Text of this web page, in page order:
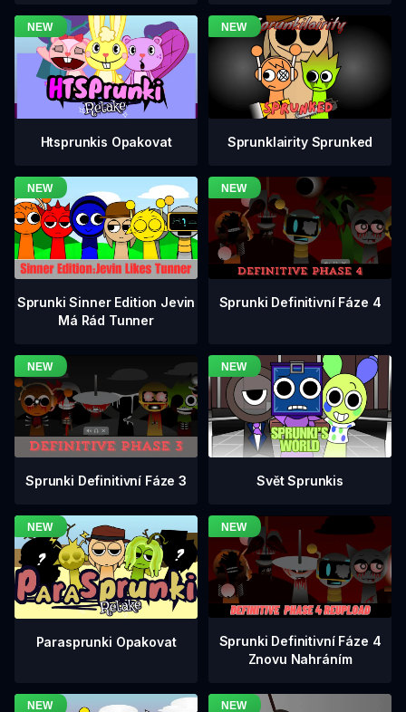
Htsprunkis Opakovat Sprunklairity Sprunked
Sprunki Sinner Edition Jevin
Má Rád Tunner
Sprunki Definitivní Fáze 4
Sprunki Definitivní Fáze 3 Svět Sprunkis
Parasprunki Opakovat
Sprunki Definitivní Fáze 4
Znovu Nahráním